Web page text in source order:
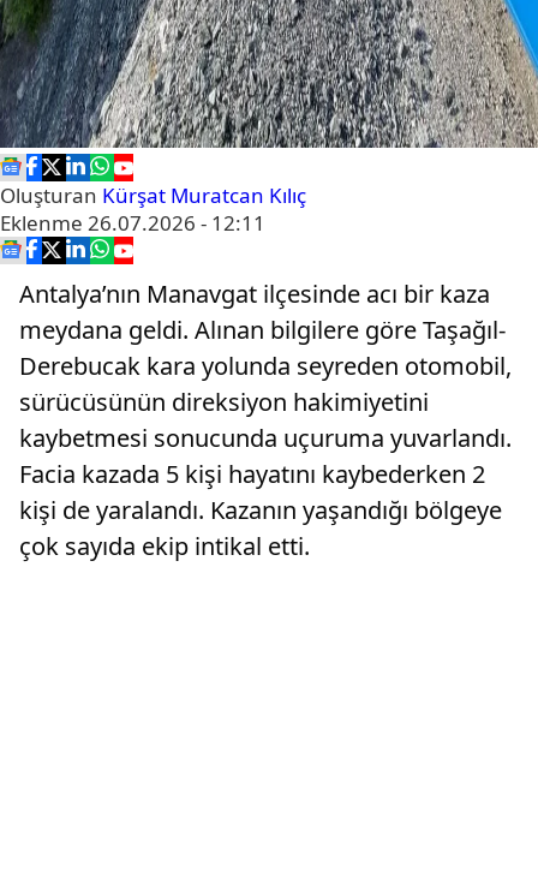
Oluşturan Kürşat Muratcan Kılıç
Eklenme 26.07.2026 - 12:11
Antalya’nın Manavgat ilçesinde acı bir kaza
meydana geldi. Alınan bilgilere göre Taşağıl-
Derebucak kara yolunda seyreden otomobil,
sürücüsünün direksiyon hakimiyetini
kaybetmesi sonucunda uçuruma yuvarlandı.
Facia kazada 5 kişi hayatını kaybederken 2
kişi de yaralandı. Kazanın yaşandığı bölgeye
çok sayıda ekip intikal etti.